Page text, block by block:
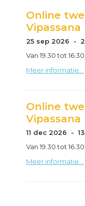
Online
Vipassana
25 sep 2026 -
Van 19.30 tot 16.30
Meer informatie...
Online
Vipassana
11 dec 2026 -
Van 19.30 tot 16.30
Meer informatie...